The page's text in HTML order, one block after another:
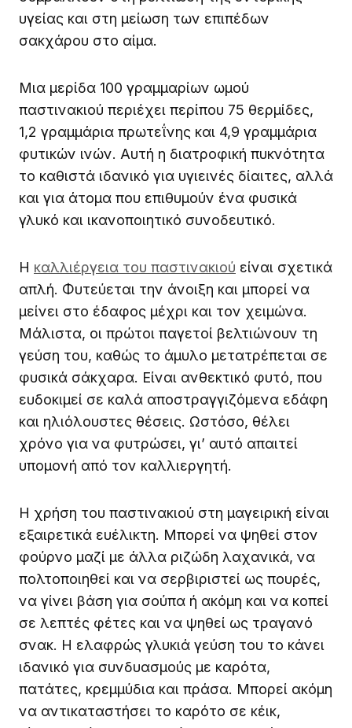
υγείας και στη μείωση των επιπέδων
σακχάρου στο αίμα.
Μια μερίδα 100 γραμμαρίων ωμού
παστινακιού περιέχει περίπου 75 θερμίδες,
1,2 γραμμάρια πρωτεΐνης και 4,9 γραμμάρια
φυτικών ινών. Αυτή η διατροφική πυκνότητα
το καθιστά ιδανικό για υγιεινές δίαιτες, αλλά
και για άτομα που επιθυμούν ένα φυσικά
γλυκό και ικανοποιητικό συνοδευτικό.
Η καλλιέργεια του παστινακιού είναι σχετικά
απλή. Φυτεύεται την άνοιξη και μπορεί να
μείνει στο έδαφος μέχρι και τον χειμώνα.
Μάλιστα, οι πρώτοι παγετοί βελτιώνουν τη
γεύση του, καθώς το άμυλο μετατρέπεται σε
φυσικά σάκχαρα. Είναι ανθεκτικό φυτό, που
ευδοκιμεί σε καλά αποστραγγιζόμενα εδάφη
και ηλιόλουστες θέσεις. Ωστόσο, θέλει
χρόνο για να φυτρώσει, γι’ αυτό απαιτεί
υπομονή από τον καλλιεργητή.
Η χρήση του παστινακιού στη μαγειρική είναι
εξαιρετικά ευέλικτη. Μπορεί να ψηθεί στον
φούρνο μαζί με άλλα ριζώδη λαχανικά, να
πολτοποιηθεί και να σερβιριστεί ως πουρές,
να γίνει βάση για σούπα ή ακόμη και να κοπεί
σε λεπτές φέτες και να ψηθεί ως τραγανό
σνακ. Η ελαφρώς γλυκιά γεύση του το κάνει
ιδανικό για συνδυασμούς με καρότα,
πατάτες, κρεμμύδια και πράσα. Μπορεί ακόμη
να αντικαταστήσει το καρότο σε κέικ,